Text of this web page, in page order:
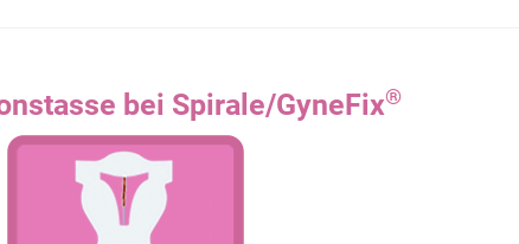
bei Spirale/GyneFix®